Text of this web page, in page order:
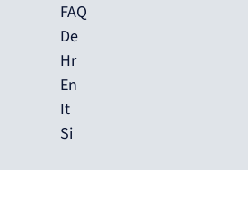
FAQ
De
Hr
En
It
Si